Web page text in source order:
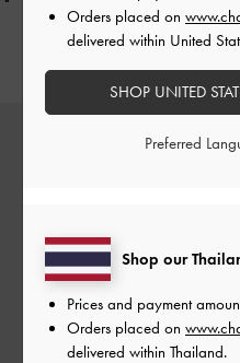
Duo -สีครีม
Shop our
Prices and payment
Orders placed on
delivered within Thailand.
Orders placed on
delivered within United
SHOP UNITED
Preferred